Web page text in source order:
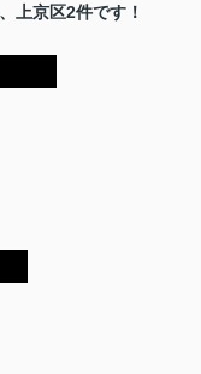
上京区2件です！